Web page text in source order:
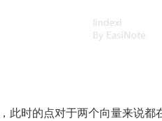
此时的点对于两个向量来说都